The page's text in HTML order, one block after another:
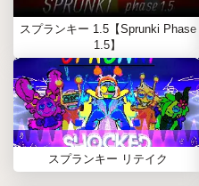
スプランキー 1.5【Sprunki Phase
1.5】
スプランキー リテイク